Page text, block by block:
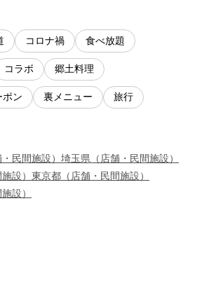
コロナ禍 食べ放題
コラボ 郷土料理
ポン 裏メニュー 旅行
・民間施設 ） 埼玉県 （ 店舗・民間施設 ）
施設 ） 東京都 （ 店舗・民間施設 ）
施設 ）